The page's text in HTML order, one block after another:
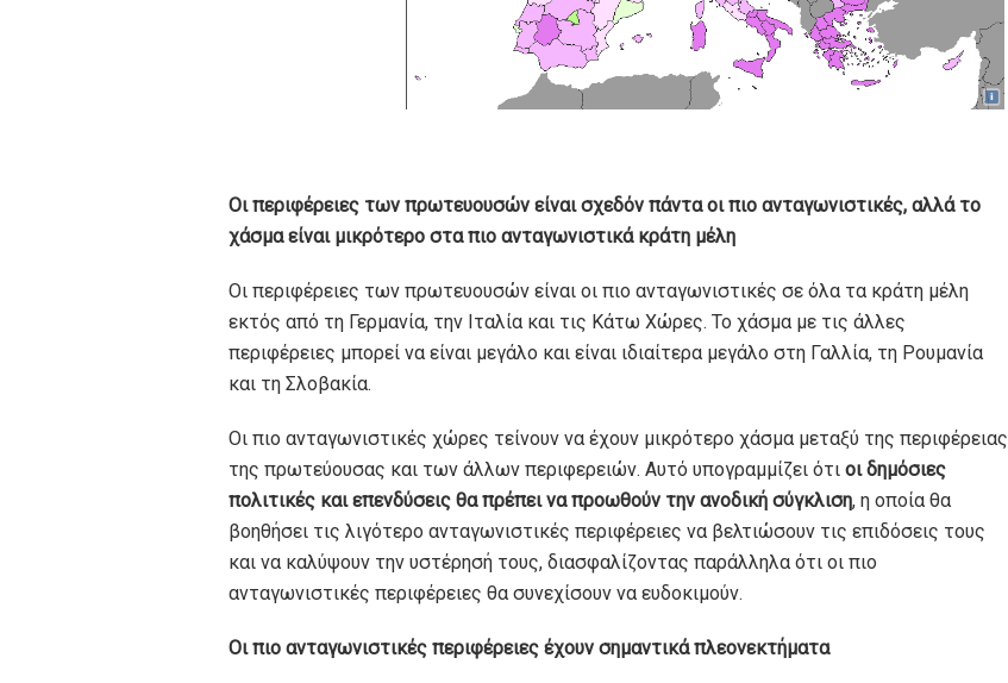
Οι περιφέρειες των πρωτευουσών είναι σχεδόν πάντα οι πιο ανταγωνιστικές, αλλά το
χάσμα είναι μικρότερο στα πιο ανταγωνιστικά κράτη μέλη
Οι περιφέρειες των πρωτευουσών είναι οι πιο ανταγωνιστικές σε όλα τα κράτη μέλη
εκτός από τη Γερμανία, την Ιταλία και τις Κάτω Χώρες. Το χάσμα με τις άλλες
περιφέρειες μπορεί να είναι μεγάλο και είναι ιδιαίτερα μεγάλο στη Γαλλία, τη Ρουμανία
και τη Σλοβακία.
Οι πιο ανταγωνιστικές χώρες τείνουν να έχουν μικρότερο χάσμα μεταξύ της περιφέρειας
της πρωτεύουσας και των άλλων περιφερειών. Αυτό υπογραμμίζει ότι οι δημόσιες
πολιτικές και επενδύσεις θα πρέπει να προωθούν την ανοδική σύγκλιση, η οποία θα
βοηθήσει τις λιγότερο ανταγωνιστικές περιφέρειες να βελτιώσουν τις επιδόσεις τους
και να καλύψουν την υστέρησή τους, διασφαλίζοντας παράλληλα ότι οι πιο
ανταγωνιστικές περιφέρειες θα συνεχίσουν να ευδοκιμούν.
Οι πιο ανταγωνιστικές περιφέρειες έχουν σημαντικά πλεονεκτήματα